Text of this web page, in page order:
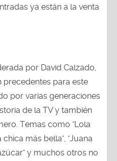
ya están a la venta
por David Calzado,
precedentes para este
por varias generaciones
de la TV y también
Temas como "Lola
chica más bella", "Juana
y muchos otros no